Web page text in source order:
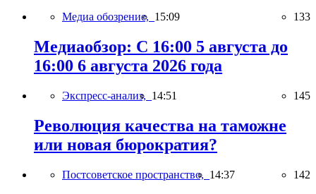
Медиа обозрение, 15:09 133
Медиаобзор: С 16:00 5 августа до
16:00 6 августа 2026 года
Экспресс-анализ, 14:51 145
Революция качества на таможне
или новая бюрократия?
Постсоветское пространство, 14:37 142